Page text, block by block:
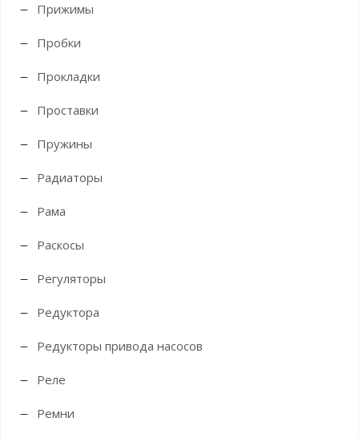
Прижимы
Пробки
Прокладки
Проставки
Пружины
Радиаторы
Рама
Раскосы
Регуляторы
Редуктора
Редукторы привода насосов
Реле
Ремни